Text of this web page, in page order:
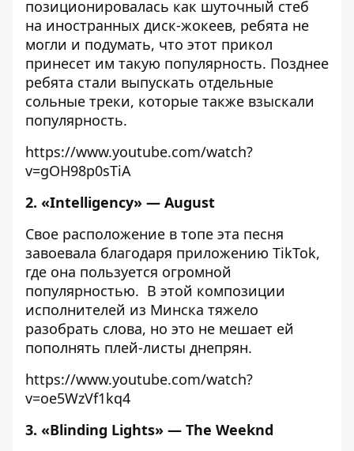
позиционировалась как шуточный стеб
на иностранных диск-жокеев, ребята не
могли и подумать, что этот прикол
принесет им такую популярность. Позднее
ребята стали выпускать отдельные
сольные треки, которые также взыскали
популярность.
https://www.youtube.com/watch?
v=gOH98p0sTiA
2. «Intelligency» — August
Свое расположение в топе эта песня
завоевала благодаря приложению TikTok,
где она пользуется огромной
популярностью. В этой композиции
исполнителей из Минска тяжело
разобрать слова, но это не мешает ей
пополнять плей-листы днепрян.
https://www.youtube.com/watch?
v=oe5WzVf1kq4
3. «Blinding Lights» — The Weeknd